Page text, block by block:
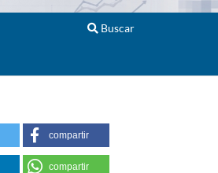
Buscar
compartir
compartir